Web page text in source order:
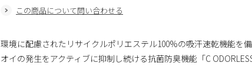
この商品について問い合わせる
環境に配慮されたリサイクルポリエステル100%の吸汗速乾機能を
オイの発生をアクティブに抑制し続ける抗菌防臭機能「C